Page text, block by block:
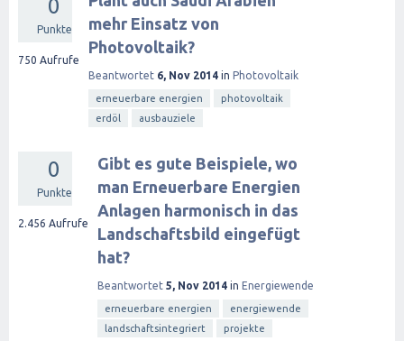
0
Punkte
750 Aufrufe
mehr Einsatz von
Photovoltaik?
Beantwortet 6, Nov 2014 in Photovoltaik
erneuerbare energien
photovoltaik
erdöl
ausbauziele
0
Punkte
2.456 Aufrufe
Gibt es gute Beispiele, wo
man Erneuerbare Energien
Anlagen harmonisch in das
Landschaftsbild eingefügt
hat?
Beantwortet 5, Nov 2014 in Energiewende
erneuerbare energien
energiewende
landschaftsintegriert
projekte